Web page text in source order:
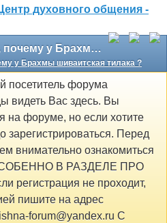
Не понятно, для меня, почему у Брахмы шиваитская тилака ?
у Брахмы шиваитская тилака ?
форума
видеть Вас здесь. Вы
на форуме, но если хотите
зарегистрироваться. Перед
внимательно ознакомиться
В РАЗДЕЛЕ ПРО
не проходит,
пишите на адрес
forum@yandex.ru С